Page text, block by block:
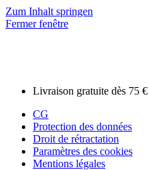
Zum Inhalt springen
Fermer fenêtre
Livraison gratuite dès 75
CG
Protection des données
Droit de rétractation
Paramètres des cookies
Mentions légales